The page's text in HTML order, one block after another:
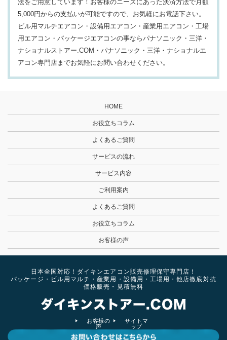
法をご用意しています！お客様のニーズにあった決済方法で月額
5,000円からの支払いが可能ですので、お気軽にお電話下さい。
ビル用マルチエアコン・設備用エアコン・産業用エアコン・工場
用エアコン・パッケージエアコンの事ならパナソニック・三洋・
ナショナルストアー.COM・パナソニック・三洋・ナショナルエ
アコン専門店までお気軽にお問い合わせください。
HOME
お役立ちコラム
よくあるご質問
サービスの流れ
サービス内容
ご利用案内
よくあるご質問
お役立ちコラム
お客様の声
日本全国対応！ダイキンエアコン販売修理保守専門店！
パッケージ・ビル用マルチ・産業用・設備用・工場用・他店徹底対抗
価格販売・見積無料
お客様の
声
サイトマ
ップ